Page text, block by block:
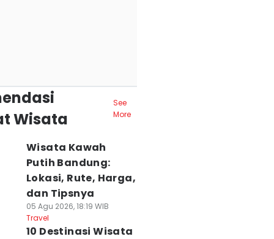
Wisata
See
More
Wisata Kawah
Putih Bandung:
Lokasi, Rute, Harga,
dan Tipsnya
05 Agu 2026, 18:19 WIB
Travel
10 Destinasi Wisata